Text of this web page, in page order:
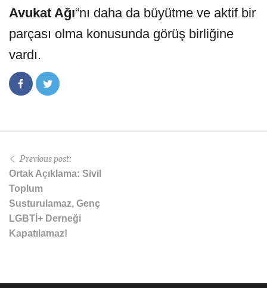
Avukat Ağı“nı daha da büyütme ve aktif bir
parçası olma konusunda görüş birliğine
vardı.
Previous post:
Ortak Açıklama: Sivil
Toplum
Susturulamaz, Genç
LGBTİ+ Derneği
Kapatılamaz!